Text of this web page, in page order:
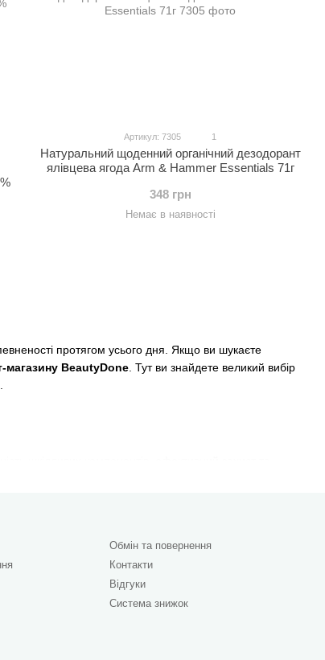
протягом усього дня. Якщо ви шукаєте
магазину BeautyDone . Тут ви знайдете великий вибір
Артикул: 7305 1
Натуральний щоденний органічний дезодорант
ялівцева ягода Arm & Hammer Essentials 71г
348 грн
Немає в наявності
Обмін та повернення
Контакти
Відгуки
Система знижок